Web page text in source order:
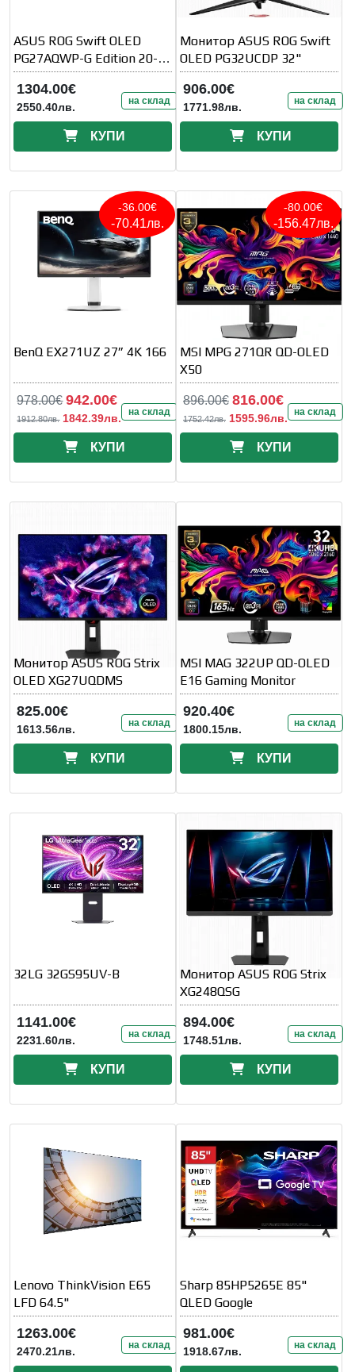
ASUS ROG Swift OLED
PG27AQWP-G Edition 20-
27-inch 26.5inch
1304.00€
2550.40лв. на склад
КУПИ
Монитор ASUS ROG Swift
OLED PG32UCDP 32"
906.00€
1771.98лв. на склад
КУПИ
-36.00€
-70.41лв.
BenQ EX271UZ 27” 4K 166
978.00€ 942.00€
1912.80лв. 1842.39лв. на склад
КУПИ
-80.00€
-156.47лв.
MSI MPG 271QR QD-OLED
X50
896.00€ 816.00€
1752.42лв. 1595.96лв. на склад
КУПИ
Монитор ASUS ROG Strix
OLED XG27UQDMS
825.00€
1613.56лв. на склад
КУПИ
MSI MAG 322UP QD-OLED
E16 Gaming Monitor
920.40€
1800.15лв. на склад
КУПИ
32LG 32GS95UV-B
1141.00€
2231.60лв. на склад
КУПИ
Монитор ASUS ROG Strix
XG248QSG
894.00€
1748.51лв. на склад
КУПИ
Lenovo ThinkVision E65
LFD 64.5"
1263.00€
2470.21лв. на склад
Sharp 85HP5265E 85"
QLED Google
981.00€
1918.67лв. на склад